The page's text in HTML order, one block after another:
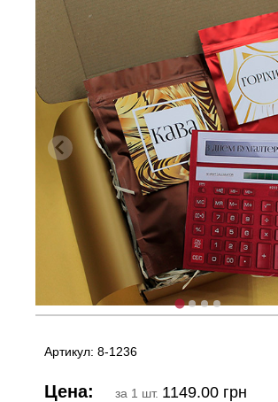
Артикул: 8-1236
Цена: за 1 шт. 1149.00 грн